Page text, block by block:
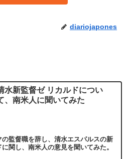
diariojapones
水新監督ゼ リカルドについ
、南米人に聞いてみた
監督職を辞し、清水エスパルスの新
関し、南米人の意見を聞いてみた。